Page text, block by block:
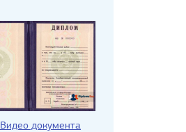
Видео документа